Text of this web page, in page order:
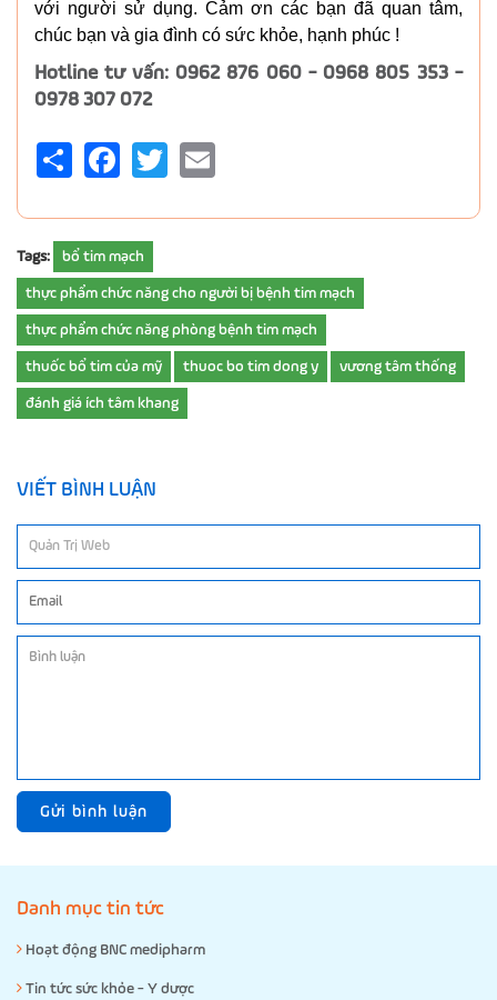
với người sử dụng. Cảm ơn các bạn đã quan tâm,
chúc bạn và gia đình có sức khỏe, hạnh phúc !
Hotline tư vấn: 0962 876 060 - 0968 805 353 -
0978 307 072
Share FacebookTwitter
Tags: bổ tim mạch
thực phẩm chức năng cho người bị bệnh tim mạch
thực phẩm chức năng phòng bệnh tim mạch
thuốc bổ tim của mỹ thuoc bo tim dong y vương tâm thống
đánh giá ích tâm khang
VIẾT BÌNH LUẬN
Gửi bình luận
Danh mục tin tức
Hoạt động BNC medipharm
Tin tức sức khỏe - Y dược